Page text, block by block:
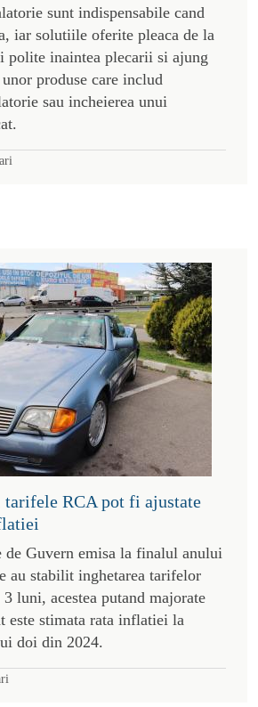
sunt indispensabile cand
iar solutiile oferite pleaca de la
polite inaintea plecarii si ajung
produse care includ
sau incheierea unui
tarifele RCA pot fi ajustate
de Guvern emisa la finalul anului
au stabilit inghetarea tarifelor
luni, acestea putand majorate
este stimata rata inflatiei la
doi din 2024.